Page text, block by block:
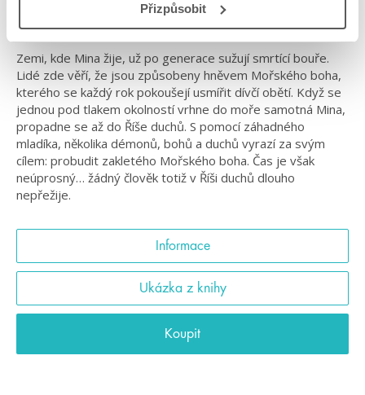
Přizpůsobit
Magické putování v kulisách asijské mytologie
Zemi, kde Mina žije, už po generace sužují smrtící bouře.
Lidé zde věří, že jsou způsobeny hněvem Mořského boha,
kterého se každý rok pokoušejí usmířit dívčí obětí. Když se
jednou pod tlakem okolností vrhne do moře samotná Mina,
propadne se až do Říše duchů. S pomocí záhadného
mladíka, několika démonů, bohů a duchů vyrazí za svým
cílem: probudit zakletého Mořského boha. Čas je však
neúprosný… žádný člověk totiž v Říši duchů dlouho
nepřežije.
Informace
Ukázka z knihy
Koupit